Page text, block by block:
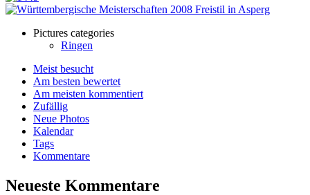
Pictures categories
Ringen
Meist besucht
Am besten bewertet
Am meisten kommentiert
Zufällig
Neue Photos
Kalendar
Tags
Kommentare
Neueste Kommentare